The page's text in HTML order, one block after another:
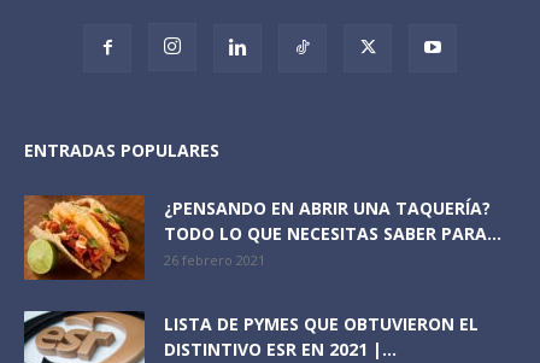
ENTRADAS POPULARES
¿PENSANDO EN ABRIR UNA TAQUERÍA?
TODO LO QUE NECESITAS SABER PARA...
26 febrero 2021
LISTA DE PYMES QUE OBTUVIERON EL
DISTINTIVO ESR EN 2021 |...